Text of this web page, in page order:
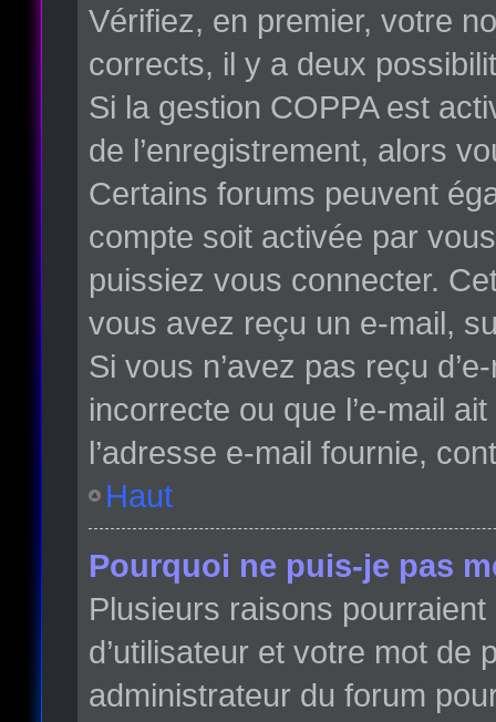
Vérifiez, en premier, votre
corrects, il y a deux
Si la gestion COPPA est
de l’enregistrement, alors
Certains forums peuvent
compte soit activée par
puissiez vous connecter.
vous avez reçu un e-mail,
Si vous n’avez pas reçu
incorrecte ou que l’e-mail
l’adresse e-mail fournie,
Haut
Pourquoi ne puis-je pas
Plusieurs raisons
d’utilisateur et votre mot de
administrateur du forum